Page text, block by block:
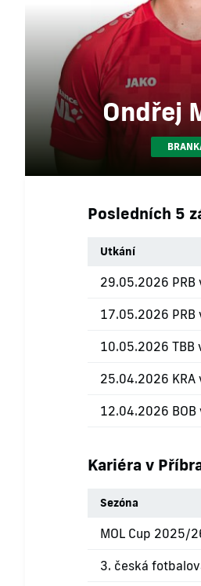
Ondřej
Posledních 5
Utkání
29.05.2026 PRB
17.05.2026 PRB
10.05.2026 TBB
25.04.2026 KRA
12.04.2026 BOB
Kariéra v
Sezóna
MOL Cup 2025/
3. česká